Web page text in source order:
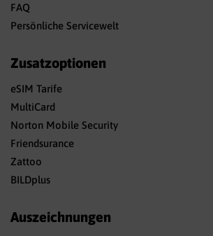
FAQ
Persönliche Servicewelt
Zusatzoptionen
eSIM Tarife
MultiCard
Norton Mobile Security
Friendsurance
Zattoo
BILDplus
Auszeichnungen